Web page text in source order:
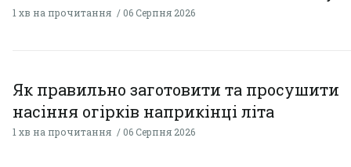
1 хв на прочитання 06 Серпня 2026
Як правильно заготовити та просушити
насіння огірків наприкінці літа
1 хв на прочитання 06 Серпня 2026